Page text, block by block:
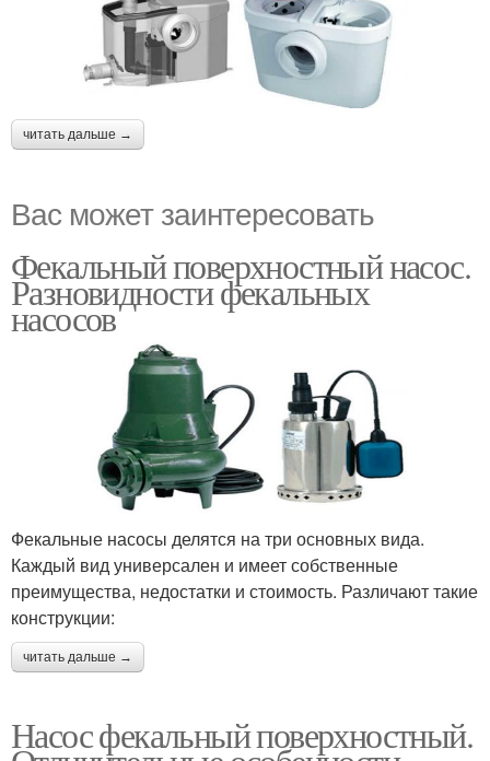
читать дальше →
Вас может заинтересовать
Фекальный поверхностный насос.
Разновидности фекальных
насосов
Фекальные насосы делятся на три основных вида.
Каждый вид универсален и имеет собственные
преимущества, недостатки и стоимость. Различают такие
конструкции:
читать дальше →
Насос фекальный поверхностный.